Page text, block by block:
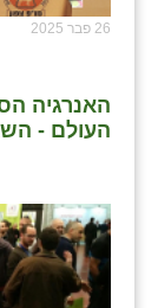
26 פבר 2025
האנרגיה
העולם -